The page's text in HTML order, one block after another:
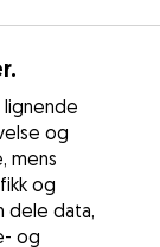
lignende
og
mens
og
dele data,
og